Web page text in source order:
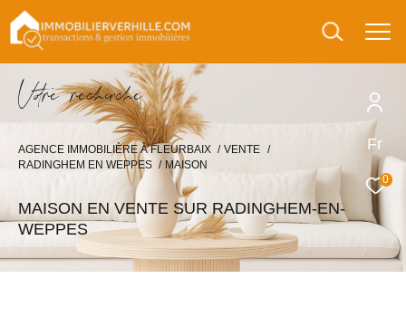
Fr
0
Vore recece
AGENCE IMMOBILIÈRE À FLEURBAIX
VENTE
RADINGHEM EN WEPPES
MAISON
MAISON EN VENTE SUR RADINGHEM-EN-
WEPPES